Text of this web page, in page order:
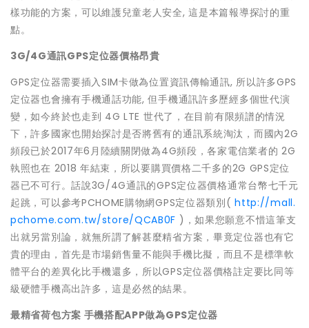
樣功能的方案，可以維護兒童老人安全, 這是本篇報導探討的重
點。
3G/4G通訊GPS定位器價格昂貴
GPS定位器需要插入SIM卡做為位置資訊傳輸通訊, 所以許多GPS
定位器也會擁有手機通話功能, 但手機通訊許多歷經多個世代演
變，如今終於也走到 4G LTE 世代了，在目前有限頻譜的情況
下，許多國家也開始探討是否將舊有的通訊系統淘汰，而國內2G
頻段已於2017年6月陸續關閉做為4G頻段，各家電信業者的 2G
執照也在 2018 年結束，所以要購買價格二千多的2G GPS定位
器已不可行。話說3G/4G通訊的GPS定位器價格通常台幣七千元
起跳，可以參考PCHOME購物網GPS定位器類別(http://mall.
pchome.com.tw/store/QCAB0F )，如果您願意不惜這筆支
出就另當別論，就無所謂了解甚麼精省方案，畢竟定位器也有它
貴的理由，首先是市場銷售量不能與手機比擬，而且不是標準軟
體平台的差異化比手機還多，所以GPS定位器價格註定要比同等
級硬體手機高出許多，這是必然的結果。
最精省荷包方案 手機搭配APP做為GPS定位器